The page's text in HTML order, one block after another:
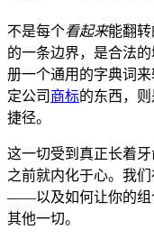
不是每个看起来能翻
的一条边界，是合法
册一个通用的字典词
定公司 商标的东西，
捷径。
这一切受到真正长着
之前就内化于心。我们
——以及如何让你的组
其他一切。